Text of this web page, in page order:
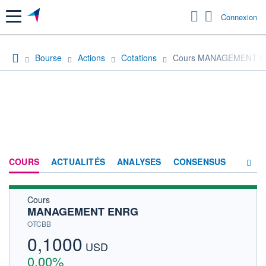
Menu Connexion
Bourse Actions Cotations Cours MANAGEMENT
COURS ACTUALITÉS ANALYSES CONSENSUS
Cours
MANAGEMENT ENRG
OTCBB
0,1000 USD
0,00%